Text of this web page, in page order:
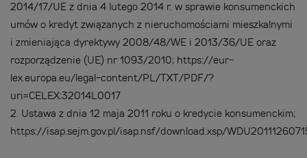
2014/17/UE z dnia 4 lutego 2014 r. w sprawie konsumenckich
umów o kredyt związanych z nieruchomościami mieszkalnymi
i zmieniająca dyrektywy 2008/48/WE i 2013/36/UE oraz
rozporządzenie (UE) nr 1093/2010; https://eur-
lex.europa.eu/legal-content/PL/TXT/PDF/?
uri=CELEX:32014L0017
2. Ustawa z dnia 12 maja 2011 roku o kredycie konsumenckim;
https://isap.sejm.gov.pl/isap.nsf/download.xsp/